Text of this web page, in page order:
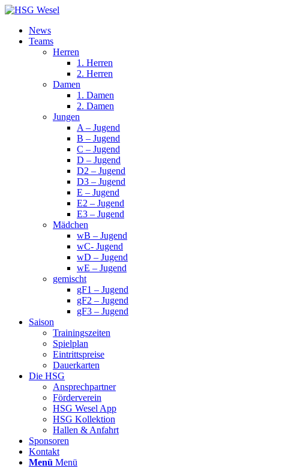
News
Teams
Herren
1. Herren
2. Herren
Damen
1. Damen
2. Damen
Jungen
A – Jugend
B – Jugend
C – Jugend
D – Jugend
D2 – Jugend
D3 – Jugend
E – Jugend
E2 – Jugend
E3 – Jugend
Mädchen
wB – Jugend
wC- Jugend
wD – Jugend
wE – Jugend
gemischt
gF1 – Jugend
gF2 – Jugend
gF3 – Jugend
Saison
Trainingszeiten
Spielplan
Eintrittspreise
Dauerkarten
Die HSG
Ansprechpartner
Förderverein
HSG Wesel App
HSG Kollektion
Hallen & Anfahrt
Sponsoren
Kontakt
Menü Menü